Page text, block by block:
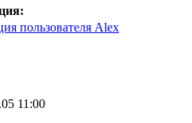
пользователя Alex
11:00